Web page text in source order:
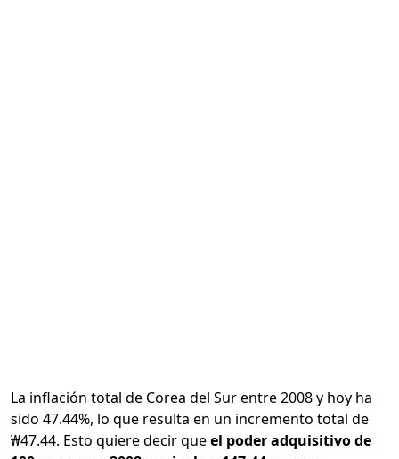
La inflación total de Corea del Sur entre 2008 y hoy ha
sido 47.44%, lo que resulta en un incremento total de
₩47.44. Esto quiere decir queel poder adquisitivo de